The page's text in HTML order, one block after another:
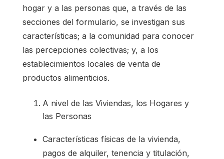
hogar y a las personas que, a través de las
secciones del formulario, se investigan sus
características; a la comunidad para conocer
las percepciones colectivas; y, a los
establecimientos locales de venta de
productos alimenticios.
A nivel de las Viviendas, los Hogares y
las Personas
Características físicas de la vivienda,
pagos de alquiler, tenencia y titulación,